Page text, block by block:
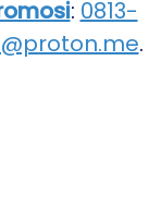
: 0813-
.